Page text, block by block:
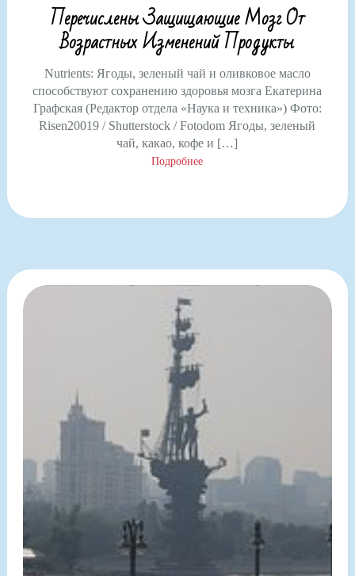
Перечислены Защищающие Мозг От
Возрастных Изменений Продукты
Nutrients: Ягоды, зеленый чай и оливковое масло
способствуют сохранению здоровья мозга Екатерина
Графская (Редактор отдела «Наука и техника») Фото:
Risen20019 / Shutterstock / Fotodom Ягоды, зеленый
чай, какао, кофе и […]
Подробнее